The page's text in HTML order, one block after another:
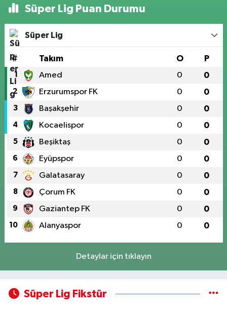
Süper Lig Puan Durumu
Süper Lig
# Takım O P
1 Amed 0 0
2 Erzurumspor FK 0 0
3 Başakşehir 0 0
4 Kocaelispor 0 0
5 Beşiktaş 0 0
6 Eyüpspor 0 0
7 Galatasaray 0 0
8 Çorum FK 0 0
9 Gaziantep FK 0 0
10 Alanyaspor 0 0
Detaylar için tıklayın
Süper Lig Fikstür